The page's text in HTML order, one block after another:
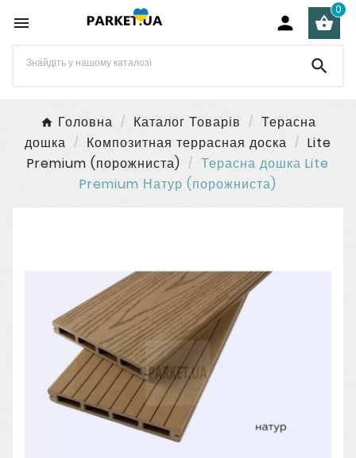
  
0

Головна Каталог Товарів
Терасна
дошка
Композитная террасная доска
Lite
Premium (порожниста)
Терасна дошка Lite
Premium Натур (порожниста)